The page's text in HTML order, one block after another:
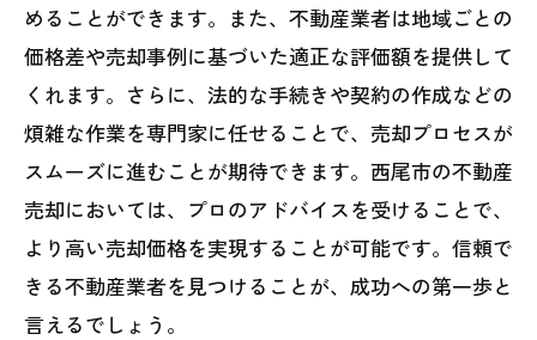
めることができます。また、不動産業者は地域ごとの
価格差や売却事例に基づいた適正な評価額を提供して
くれます。さらに、法的な手続きや契約の作成などの
煩雑な作業を専門家に任せることで、売却プロセスが
スムーズに進むことが期待できます。西尾市の不動産
売却においては、プロのアドバイスを受けることで、
より高い売却価格を実現することが可能です。信頼で
きる不動産業者を見つけることが、成功への第一歩と
言えるでしょう。